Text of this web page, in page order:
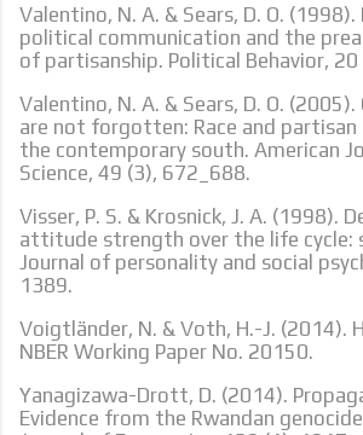
Valentino, N. A. & Sears, D. O.
political communication and the
of partisanship. Political Behavior,
Valentino, N. A. & Sears, D. O.
are not forgotten: Race and partisan
the contemporary south. American
Science, 49 (3), 672_688.
Visser, P. S. & Krosnick, J. A. (1998).
attitude strength over the life cycle:
Journal of personality and social
1389.
Voigtländer, N. & Voth, H.-J. (2014).
NBER Working Paper No. 20150.
Yanagizawa-Drott, D. (2014).
Evidence from the Rwandan